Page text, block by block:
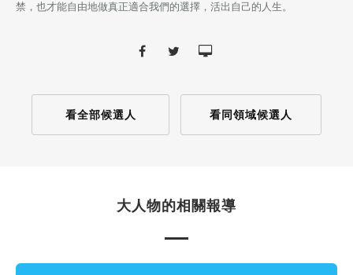
禁，也才能自由地做真正適合我們的選擇，活出自己的人生。
看全部候選人 看同領域候選人
大人物的相關報導